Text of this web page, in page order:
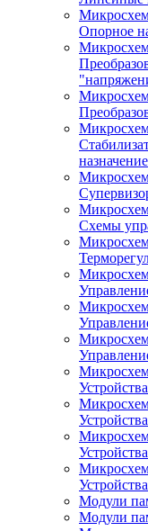
Опорное
назначение
Схемы
Модули
Модули